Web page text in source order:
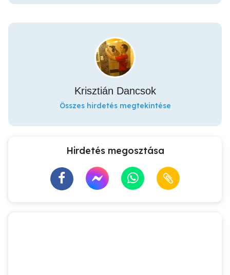
Krisztián Dancsok
Összes hirdetés megtekintése
Hirdetés megosztása